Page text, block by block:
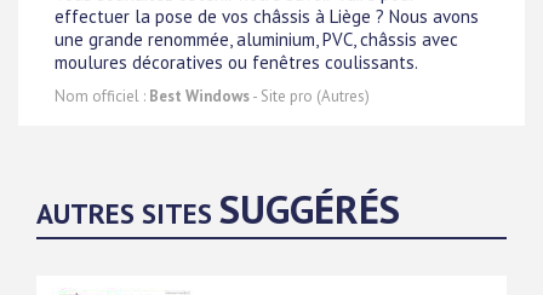
effectuer la pose de vos châssis à Liège ? Nous avons
une grande renommée, aluminium, PVC, châssis avec
moulures décoratives ou fenêtres coulissants.
Nom officiel : Best Windows- Site pro (Autres)
AUTRES SITES SUGGÉRÉS